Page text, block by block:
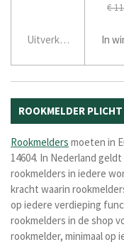
Uitverkocht
€
In
ROOKMELDER
Rookmelders moeten in
14604. In Nederland
rookmelders in iedere
kracht waarin
op iedere verdieping
rookmelders in de shop
rookmelder, minimaal